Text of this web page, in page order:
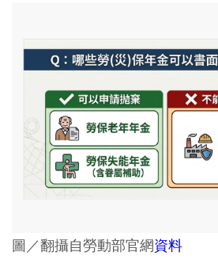
圖／翻攝自勞動部官網資料